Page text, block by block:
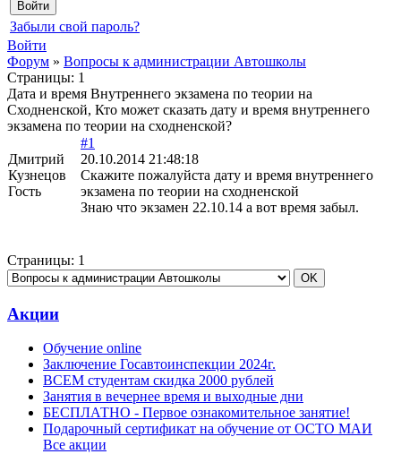
Забыли свой пароль?
Войти
Форум » Вопросы к администрации Автошколы
Страницы: 1
Дата и время Внутреннего экзамена по теории на
Сходненской, Кто может сказать дату и время внутреннего
экзамена по теории на сходненской?
Дмитрий
Кузнецов
Гость
#1
20.10.2014 21:48:18
Скажите пожалуйста дату и время внутреннего
экзамена по теории на сходненской
Знаю что экзамен 22.10.14 а вот время забыл.
Страницы: 1
Акции
Обучение online
Заключение Госавтоинспекции 2024г.
ВСЕМ студентам скидка 2000 рублей
Занятия в вечернее время и выходные дни
БЕСПЛАТНО - Первое ознакомительное занятие!
Подарочный сертификат на обучение от ОСТО МАИ
Все акции